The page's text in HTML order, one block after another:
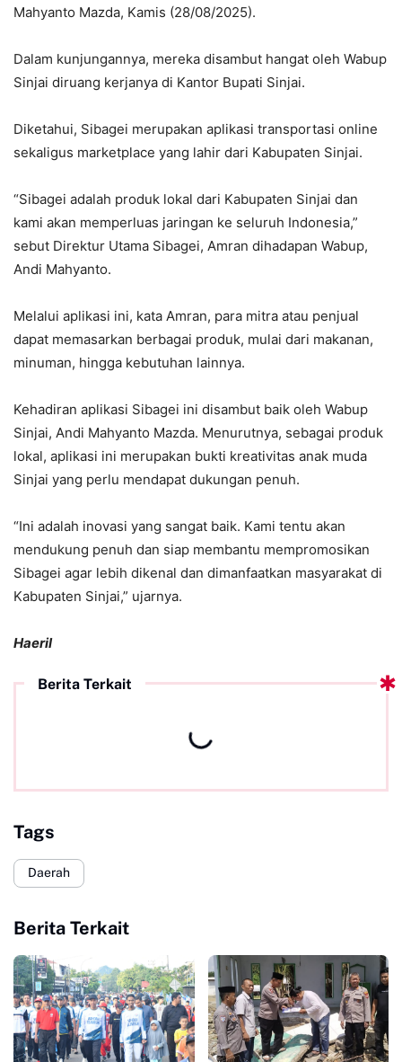
Mahyanto Mazda, Kamis (28/08/2025).
Dalam kunjungannya, mereka disambut hangat oleh Wabup
Sinjai diruang kerjanya di Kantor Bupati Sinjai.
Diketahui, Sibagei merupakan aplikasi transportasi online
sekaligus marketplace yang lahir dari Kabupaten Sinjai.
“Sibagei adalah produk lokal dari Kabupaten Sinjai dan
kami akan memperluas jaringan ke seluruh Indonesia,”
sebut Direktur Utama Sibagei, Amran dihadapan Wabup,
Andi Mahyanto.
Melalui aplikasi ini, kata Amran, para mitra atau penjual
dapat memasarkan berbagai produk, mulai dari makanan,
minuman, hingga kebutuhan lainnya.
Kehadiran aplikasi Sibagei ini disambut baik oleh Wabup
Sinjai, Andi Mahyanto Mazda. Menurutnya, sebagai produk
lokal, aplikasi ini merupakan bukti kreativitas anak muda
Sinjai yang perlu mendapat dukungan penuh.
“Ini adalah inovasi yang sangat baik. Kami tentu akan
mendukung penuh dan siap membantu mempromosikan
Sibagei agar lebih dikenal dan dimanfaatkan masyarakat di
Kabupaten Sinjai,” ujarnya.
Haeril
Berita Terkait
Tags
Daerah
Berita Terkait